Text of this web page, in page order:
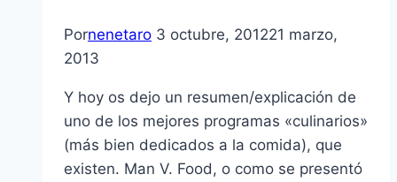
Pornenetaro 3 octubre, 201221 marzo,
2013
Y hoy os dejo un resumen/explicación de
uno de los mejores programas «culinarios»
(más bien dedicados a la comida), que
existen. Man V. Food, o como se presentó